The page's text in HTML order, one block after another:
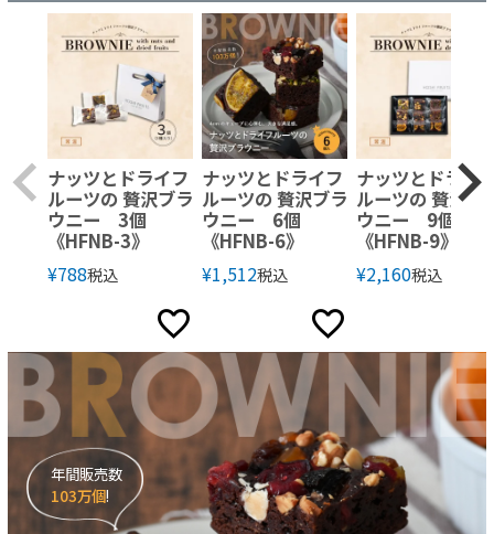
ナッツとドライフ
ルーツの 贅沢ブラ
ウニー 3個
《HFNB-3》
¥788税込
ナッツとドライフ
ルーツの 贅沢ブラ
ウニー 6個
《HFNB-6》
¥1,512税込
ナッツとドライ
ルーツの 贅沢ブ
ウニー 9個
《HFNB-9》
¥2,160税込
年間販売数
103万個!